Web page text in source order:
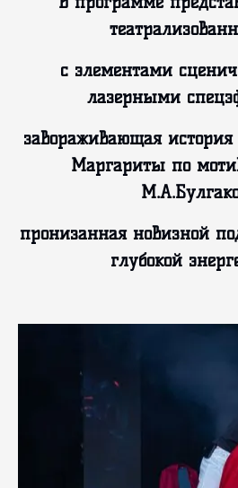
с элементами
лазерными
завораживающая
Маргариты по
пронизанная новизной
глубокой